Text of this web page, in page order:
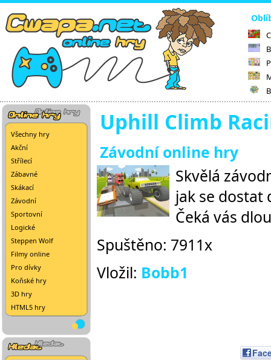
Všechny hry
Akční
Střílecí
Zábavné
Skákací
Závodní
Sportovní
Logické
Steppen Wolf
Filmy online
Pro dívky
Koňské hry
3D hry
HTML5 hry
Uphill Climb
Závodní online hry
Skvělá
jak se dostat
Čeká vás
Spuštěno: 7911x
Vložil: Bobb1